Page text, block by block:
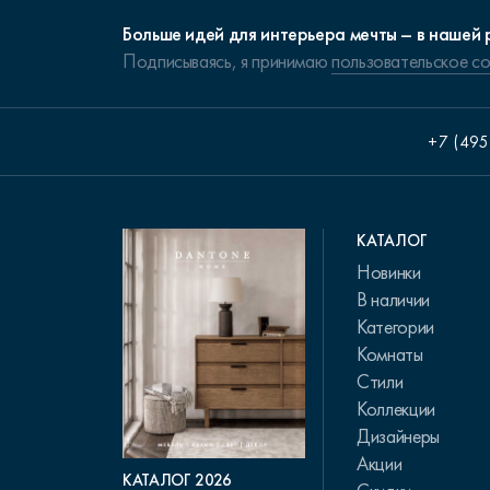
Больше идей для интерьера мечты – в нашей
Подписываясь, я принимаюпользовательское
+7
КАТАЛОГ 2026
КАТАЛОГ
Новинки
В наличии
Категории
Комнаты
Стили
Коллекции
Дизайнеры
Акции